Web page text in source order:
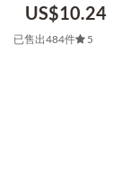
US$10.24
已售出484件 5